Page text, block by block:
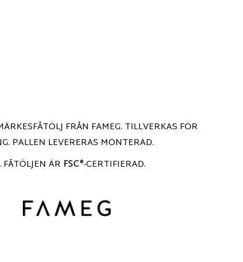
FRÅN FAMEG. TILLVERKAS FÖR
PALLEN LEVERERAS MONTERAD.
FÅTÖLJEN ÄR FSC®-CERTIFIERAD.